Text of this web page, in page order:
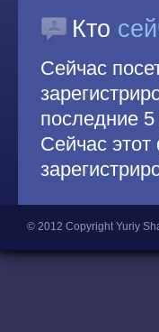
Кто
Сейчас
последние
Сейчас
© 2012 Copyright Yuriy